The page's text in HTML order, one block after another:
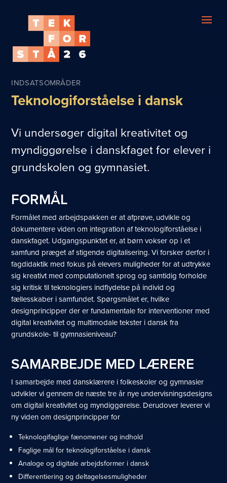
INDSATSOMRÅDER
Teknologiforståelse i dansk
Vi undersøger digital kreativitet og
myndiggørelse i danskfaget for elever i
grundskolen og gymnasiet.
FORMÅL
Formålet med arbejdspakken er at afprøve, udvikle og
dokumentere viden om integration af teknologiforståelse i
danskfaget. Udgangspunktet er, at børn vokser op i et
samfund præget af stigende digitalisering. Vi forsker derfor i
fagdidaktik med fokus på elevers muligheder for at udtrykke
sig kreativt med computationelt sprog og samtidig forholde
sig kritisk til teknologiers indflydelse på individ og
fællesskaber i samfundet. Spørgsmålet er, hvilke
designprincipper der er fundamentale for interventioner med
digital kreativitet og multimodale tekster i dansk fra
grundskole- til gymnasieniveau?
SAMARBEJDE MED LÆRERE
I samarbejde med dansklærere i folkeskoler og gymnasier
udvikler vi gennem de næste tre år nye undervisningsdesigns
om digital kreativitet og myndiggørelse. Derudover leverer vi
ny viden om designprincipper for
Teknologifaglige fænomener og indhold
Faglige mål for teknologiforståelse i dansk
Analoge og digitale arbejdsformer i dansk
Differentiering og deltagelsesmuligheder